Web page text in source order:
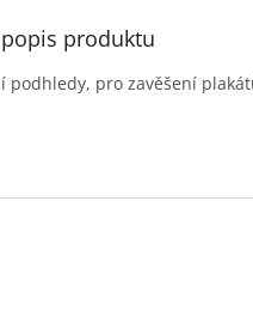
produktu
podhledy, pro zavěšení